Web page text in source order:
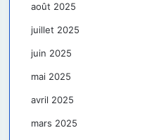
août 2025
juillet 2025
juin 2025
mai 2025
avril 2025
mars 2025